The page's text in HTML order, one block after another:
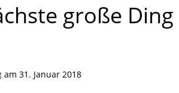
große
am 31. Januar 2018